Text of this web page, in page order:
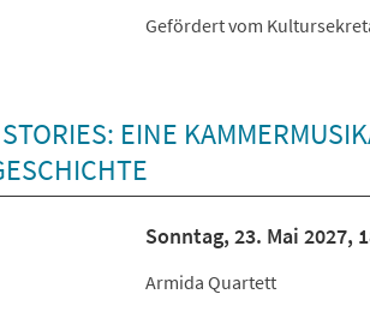
Gefördert vom
EINE
Sonntag, 23. Mai 2027,
Armida Quartett